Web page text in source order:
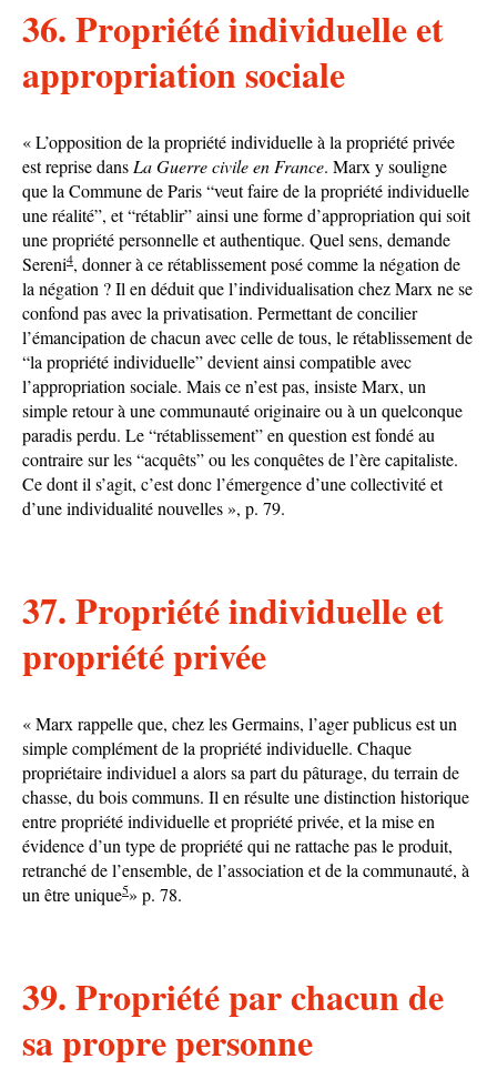
36. Propriété individuelle et
appropriation sociale
« L’opposition de la propriété individuelle à la propriété privée
est reprise dans La Guerre civile en France. Marx y souligne
que la Commune de Paris “veut faire de la propriété individuelle
une réalité”, et “rétablir” ainsi une forme d’appropriation qui soit
une propriété personnelle et authentique. Quel sens, demande
Sereni4, donner à ce rétablissement posé comme la négation de
la négation ? Il en déduit que l’individualisation chez Marx ne se
confond pas avec la privatisation. Permettant de concilier
l’émancipation de chacun avec celle de tous, le rétablissement de
“la propriété individuelle” devient ainsi compatible avec
l’appropriation sociale. Mais ce n’est pas, insiste Marx, un
simple retour à une communauté originaire ou à un quelconque
paradis perdu. Le “rétablissement” en question est fondé au
contraire sur les “acquêts” ou les conquêtes de l’ère capitaliste.
Ce dont il s’agit, c’est donc l’émergence d’une collectivité et
d’une individualité nouvelles », p. 79.
37. Propriété individuelle et
propriété privée
« Marx rappelle que, chez les Germains, l’ager publicus est un
simple complément de la propriété individuelle. Chaque
propriétaire individuel a alors sa part du pâturage, du terrain de
chasse, du bois communs. Il en résulte une distinction historique
entre propriété individuelle et propriété privée, et la mise en
évidence d’un type de propriété qui ne rattache pas le produit,
retranché de l’ensemble, de l’association et de la communauté, à
un être unique5» p. 78.
39. Propriété par chacun de
sa propre personne